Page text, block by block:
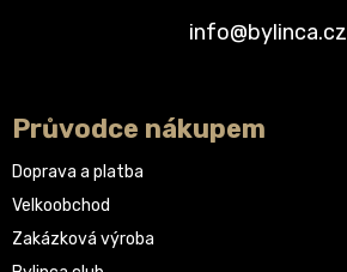
info@bylinca.cz
Průvodce nákupem
Doprava a platba
Velkoobchod
Zakázková výroba